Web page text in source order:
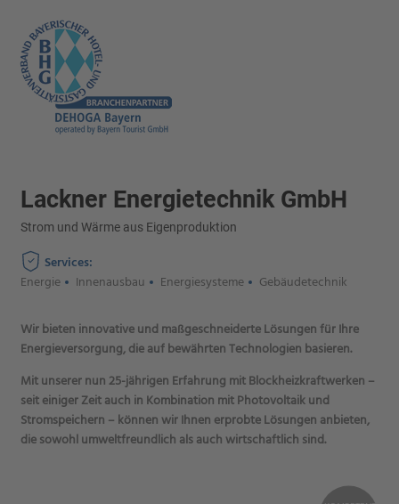
Lackner Energietechnik GmbH
Strom und Wärme aus Eigenproduktion
Services:
Energie
Innenausbau Energiesysteme Gebäudetechnik
Wir bieten innovative und maßgeschneiderte Lösungen für Ihre
Energieversorgung, die auf bewährten Technologien basieren.
Mit unserer nun 25-jährigen Erfahrung mit Blockheizkraftwerken –
seit einiger Zeit auch in Kombination mit Photovoltaik und
Stromspeichern – können wir Ihnen erprobte Lösungen anbieten,
die sowohl umweltfreundlich als auch wirtschaftlich sind.